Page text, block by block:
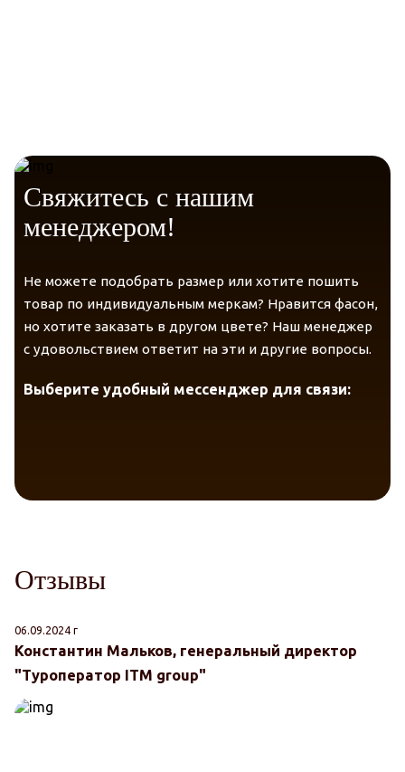
Гигиена
Свяжитесь с нашим
менеджером!
Не можете подобрать размер или хотите пошить
товар по индивидуальным меркам? Нравится фасон,
но хотите заказать в другом цвете? Наш менеджер
с удовольствием ответит на эти и другие вопросы.
Выберите удобный мессенджер для связи:
Отзывы
06.09.2024 г
Константин Мальков, генеральный директор
"Туроператор ITM group"